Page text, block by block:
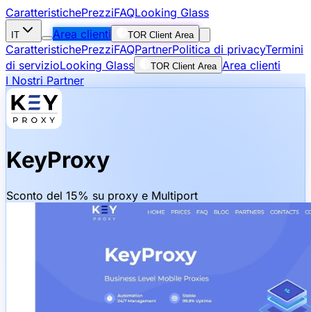
CaratteristichePrezziFAQLooking Glass
IT Area clienti TOR Client Area
CaratteristichePrezziFAQPartnerPolitica di privacyTermini
di servizioLooking Glass TOR Client Area Area clienti
I Nostri Partner
KeyProxy
Sconto del 15% su proxy e Multiport